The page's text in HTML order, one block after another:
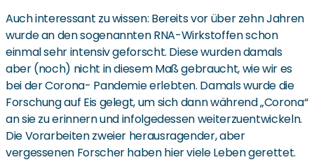
Auch interessant zu wissen: Bereits vor über zehn Jahren
wurde an den sogenannten RNA-Wirkstoffen schon
einmal sehr intensiv geforscht. Diese wurden damals
aber (noch) nicht in diesem Maß gebraucht, wie wir es
bei der Corona- Pandemie erlebten. Damals wurde die
Forschung auf Eis gelegt, um sich dann während „Corona“
an sie zu erinnern und infolgedessen weiterzuentwickeln.
Die Vorarbeiten zweier herausragender, aber
vergessenen Forscher haben hier viele Leben gerettet.